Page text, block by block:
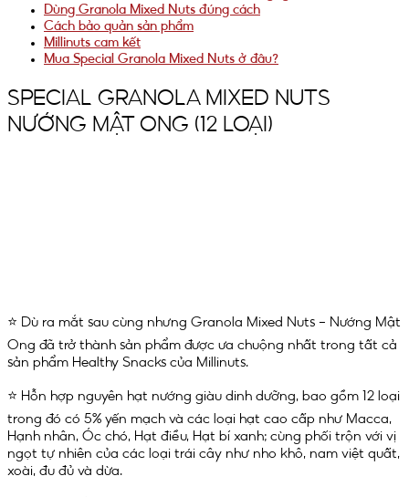
Dùng Granola Mixed Nuts đúng cách
Cách bảo quản sản phẩm
Millinuts cam kết
Mua Special Granola Mixed Nuts ở đâu?
SPECIAL GRANOLA MIXED NUTS
NƯỚNG MẬT ONG (12 LOẠI)
⭐️ Dù ra mắt sau cùng nhưng Granola Mixed Nuts – Nướng Mật
Ong đã trở thành sản phẩm được ưa chuộng nhất trong tất cả
sản phẩm Healthy Snacks của Millinuts.
⭐️ Hỗn hợp nguyên hạt nướng giàu dinh dưỡng, bao gồm 12 loại
trong đó có 5% yến mạch và các loại hạt cao cấp như Macca,
Hạnh nhân, Óc chó, Hạt điều, Hạt bí xanh; cùng phối trộn với vị
ngọt tự nhiên của các loại trái cây như nho khô, nam việt quất,
xoài, đu đủ và dừa.